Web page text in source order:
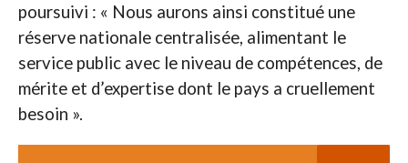
poursuivi : « Nous aurons ainsi constitué une
réserve nationale centralisée, alimentant le
service public avec le niveau de compétences, de
mérite et d’expertise dont le pays a cruellement
besoin ».